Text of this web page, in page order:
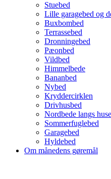
Stuebed
Lille garagebed og
Buxbombed
Terrassebed
Dronningebed
Pæonbed
Vildbed
Himmelbede
Bananbed
Nybed
Kryddercirklen
Drivhusbed
Nordbede langs
Sommerfuglebed
Garagebed
Hyldebed
Om månedens gøremål